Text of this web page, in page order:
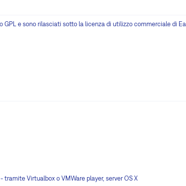
e sono rilasciati sotto la licenza di utilizzo commerciale di
Virtualbox o VMWare player, server OS X